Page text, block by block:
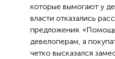
которые вымогают у
власти отказались
предложения.
девелоперам, а
четко высказался